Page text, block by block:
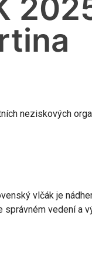
neziskových
vlčák je
vedení a